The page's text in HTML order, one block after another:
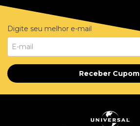
Digite seu melhor e-mail
Receber Cupom